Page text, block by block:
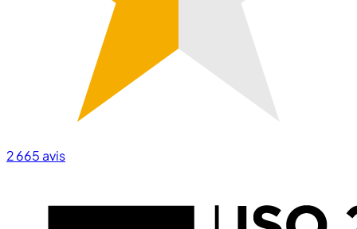
2 665 avis